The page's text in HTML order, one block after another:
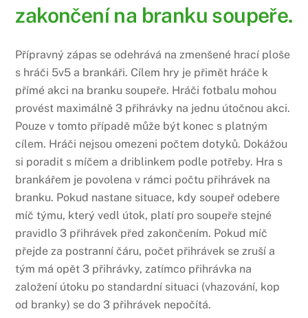
zakončení na branku soupeře.
Přípravný zápas se odehrává na zmenšené hrací ploše
s hráči 5v5 a brankáři. Cílem hry je přimět hráče k
přímé akci na branku soupeře. Hráči fotbalu mohou
provést maximálně 3 přihrávky na jednu útočnou akci.
Pouze v tomto případě může být konec s platným
cílem. Hráči nejsou omezeni počtem dotyků. Dokážou
si poradit s míčem a driblinkem podle potřeby. Hra s
brankářem je povolena v rámci počtu přihrávek na
branku. Pokud nastane situace, kdy soupeř odebere
míč týmu, který vedl útok, platí pro soupeře stejné
pravidlo 3 přihrávek před zakončením. Pokud míč
přejde za postranní čáru, počet přihrávek se zruší a
tým má opět 3 přihrávky, zatímco přihrávka na
založení útoku po standardní situaci (vhazování, kop
od branky) se do 3 přihrávek nepočítá.